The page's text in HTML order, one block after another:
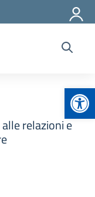
alle relazioni e